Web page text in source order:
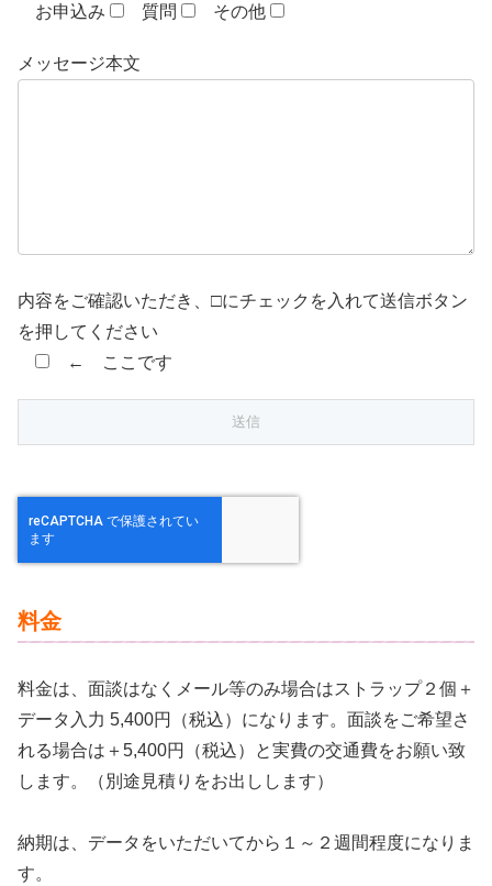
お申込み 質問 その他
メッセージ本文
内容をご確認いただき、□にチェックを入れて送信ボタン
を押してください
← ここです
料金
料金は、面談はなくメール等のみ場合はストラップ２個＋
データ入力 5,400円（税込）になります。面談をご希望さ
れる場合は＋5,400円（税込）と実費の交通費をお願い致
します。（別途見積りをお出しします）
納期は、データをいただいてから１～２週間程度になりま
す。